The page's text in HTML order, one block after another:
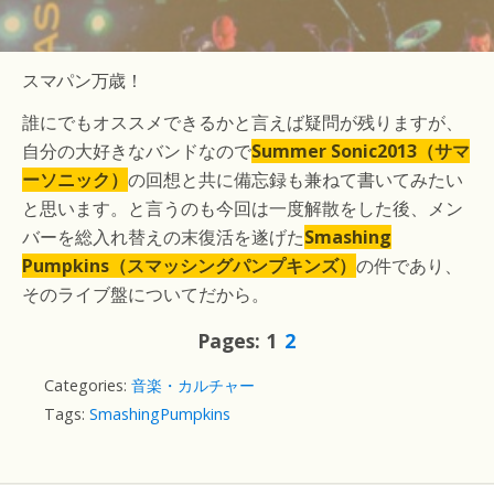
スマパン万歳！
誰にでもオススメできるかと言えば疑問が残りますが、
自分の大好きなバンドなのでSummer Sonic2013（サマ
ーソニック） の回想と共に備忘録も兼ねて書いてみたい
と思います。と言うのも今回は一度解散をした後、メン
バーを総入れ替えの末復活を遂げたSmashing
Pumpkins（スマッシングパンプキンズ） の件であり、
そのライブ盤についてだから。
Pages: 1 2
Categories: 音楽・カルチャー
Tags: SmashingPumpkins